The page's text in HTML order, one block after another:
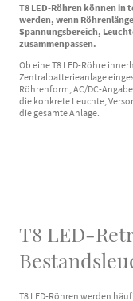
T8 LED-Röhren können in
werden, wenn
Spannungsbereich,
zusammenpassen.
Ob eine T8 LED-Röhre
Zentralbatterieanlage
Röhrenform, AC/DC-
die konkrete Leuchte,
die gesamte Anlage.
T8 LED-
T8 LED-Röhren werden